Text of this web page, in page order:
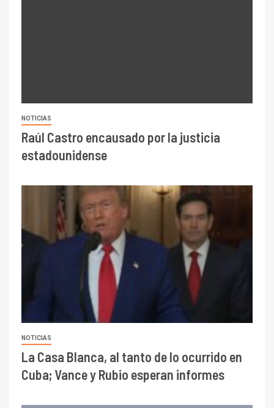
NOTICIAS
Raúl Castro encausado por la justicia
estadounidense
NOTICIAS
La Casa Blanca, al tanto de lo ocurrido en
Cuba; Vance y Rubio esperan informes